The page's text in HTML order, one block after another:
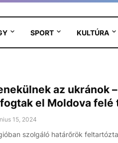
SPORT KULTÚRA
az ukránok
el Moldova felé
15, 2024
szolgáló határőrök